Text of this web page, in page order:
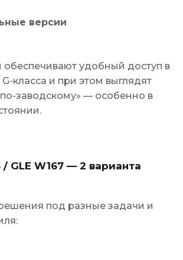
версии
обеспечивают удобный доступ в
класса и при этом выглядят
заводскому» — особенно в
/ GLE W167 — 2 варианта
под разные задачи и